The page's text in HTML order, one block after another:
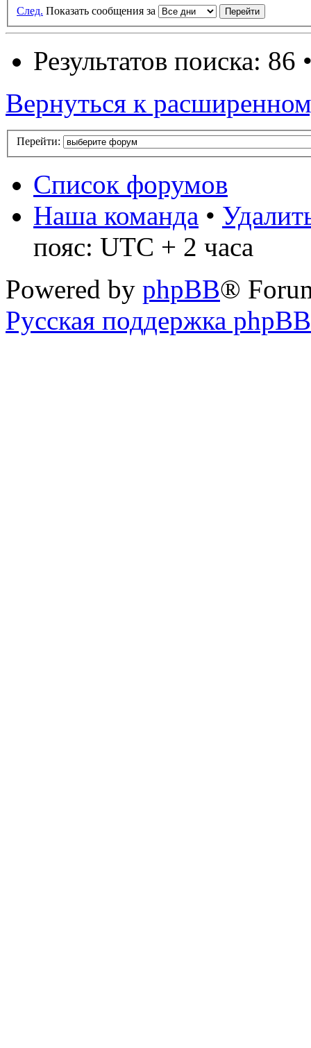
След. Показать сообщения за
Результатов поиска: 86
Вернуться к
Перейти:
Список форумов
Наша команда •
пояс: UTC + 2 часа
Powered by phpBB®
Русская поддержка phpBB